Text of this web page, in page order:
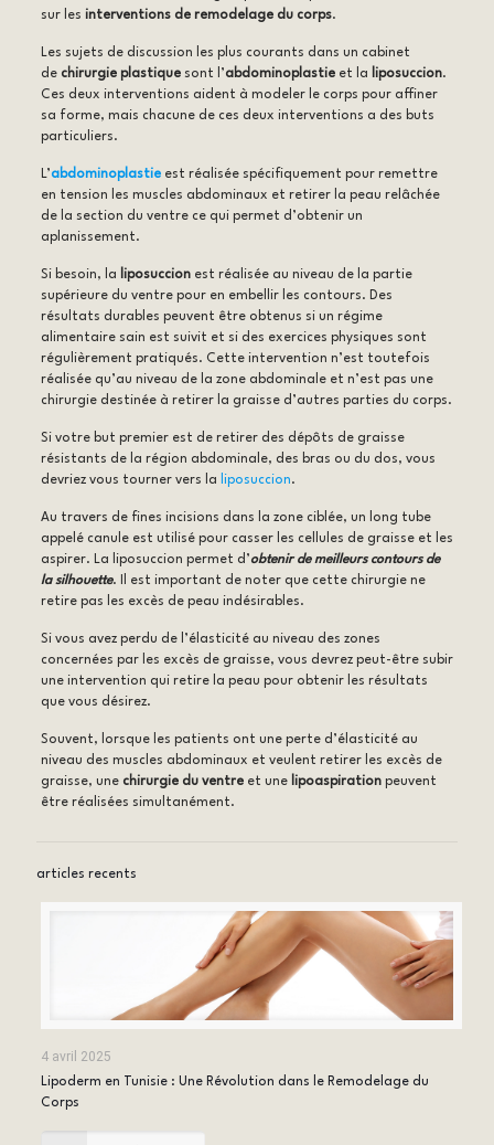
sur les interventions de remodelage du corps.
Les sujets de discussion les plus courants dans un cabinet
de chirurgie plastiquesont l’abdominoplastieet la liposuccion.
Ces deux interventions aident à modeler le corps pour affiner
sa forme, mais chacune de ces deux interventions a des buts
particuliers.
L’abdominoplastieest réalisée spécifiquement pour remettre
en tension les muscles abdominaux et retirer la peau relâchée
de la section du ventre ce qui permet d’obtenir un
aplanissement.
Si besoin, la liposuccionest réalisée au niveau de la partie
supérieure du ventre pour en embellir les contours. Des
résultats durables peuvent être obtenus si un régime
alimentaire sain est suivit et si des exercices physiques sont
régulièrement pratiqués. Cette intervention n’est toutefois
réalisée qu’au niveau de la zone abdominale et n’est pas une
chirurgie destinée à retirer la graisse d’autres parties du corps.
Si votre but premier est de retirer des dépôts de graisse
résistants de la région abdominale, des bras ou du dos, vous
devriez vous tourner vers la liposuccion.
Au travers de fines incisions dans la zone ciblée, un long tube
appelé canule est utilisé pour casser les cellules de graisse et les
aspirer. La liposuccion permet d’obtenir de meilleurs contours de
la silhouette. Il est important de noter que cette chirurgie ne
retire pas les excès de peau indésirables.
Si vous avez perdu de l’élasticité au niveau des zones
concernées par les excès de graisse, vous devrez peut-être subir
une intervention qui retire la peau pour obtenir les résultats
que vous désirez.
Souvent, lorsque les patients ont une perte d’élasticité au
niveau des muscles abdominaux et veulent retirer les excès de
graisse, une chirurgie du ventreet une lipoaspirationpeuvent
être réalisées simultanément.
articles recents
4 avril 2025
Lipoderm en Tunisie : Une Révolution dans le Remodelage du
Corps